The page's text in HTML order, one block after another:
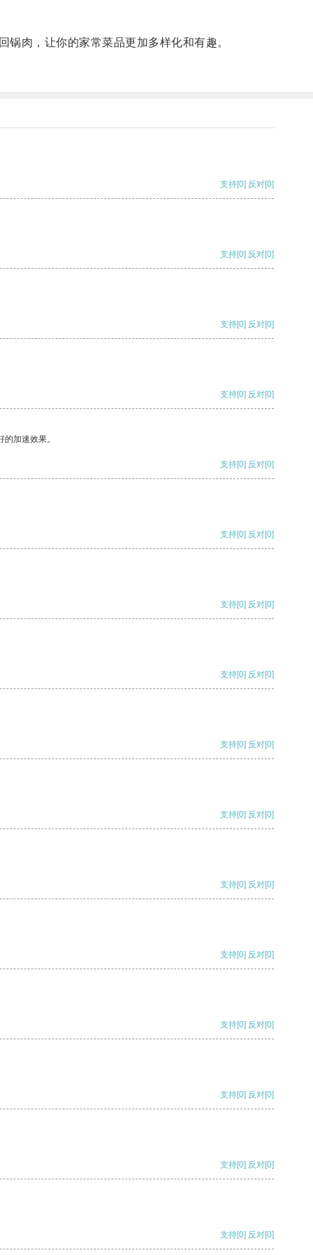
肉，让你的家常菜品更加多样化和有趣。
支持[0] 反对[0]
支持[0] 反对[0]
支持[0] 反对[0]
支持[0] 反对[0]
加速效果。
支持[0] 反对[0]
支持[0] 反对[0]
支持[0] 反对[0]
支持[0] 反对[0]
支持[0] 反对[0]
支持[0] 反对[0]
支持[0] 反对[0]
支持[0] 反对[0]
支持[0] 反对[0]
支持[0] 反对[0]
支持[0] 反对[0]
支持[0] 反对[0]